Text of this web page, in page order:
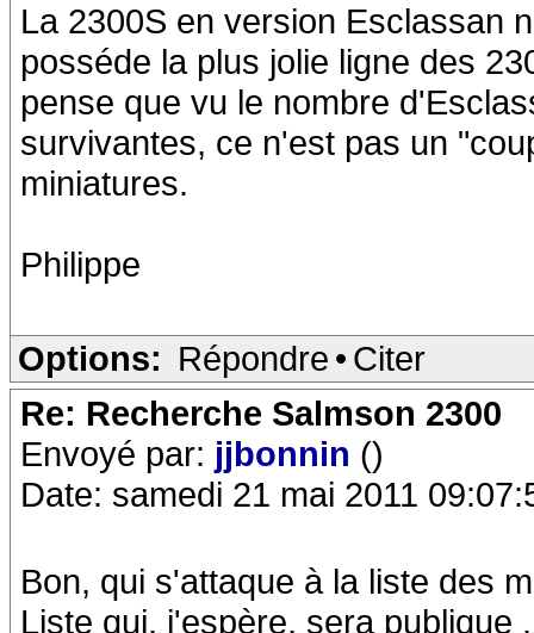
La 2300S en version Esclassan
posséde la plus jolie ligne des
pense que vu le nombre
survivantes, ce n'est pas un
miniatures.
Philippe
Options: Répondre • Citer
Re: Recherche Salmson 2300
Envoyé par: jjbonnin ()
Date: samedi 21 mai 2011
Bon, qui s'attaque à la liste des
Liste qui, j'espère, sera publique